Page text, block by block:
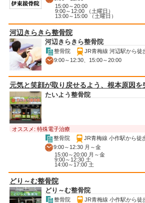
15:00～20:00
9:00～12:00 （土曜日）
13:00～15:00 （土曜日）
河辺きらきら整骨院
河辺きらきら整骨院
整骨院
JR青梅線 河辺駅から徒
9:00～12:30、15:00～20:00
元気と笑顔が取り戻せるよう、根本原因を
たいよう整骨院
オススメ: 特殊電子治療
整骨院
JR青梅線 小作駅から徒
9:00～12:30 月～金
15:00～20:00 月～金
9:00～12:30 土
14:00～17:00 土
どり～む整骨院
どり～む整骨院
整骨院
JR青梅線 小作駅から徒